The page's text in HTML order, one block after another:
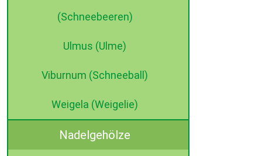
(Schneebeeren)
Ulmus (Ulme)
Viburnum (Schneeball)
Weigela (Weigelie)
Nadelgehölze